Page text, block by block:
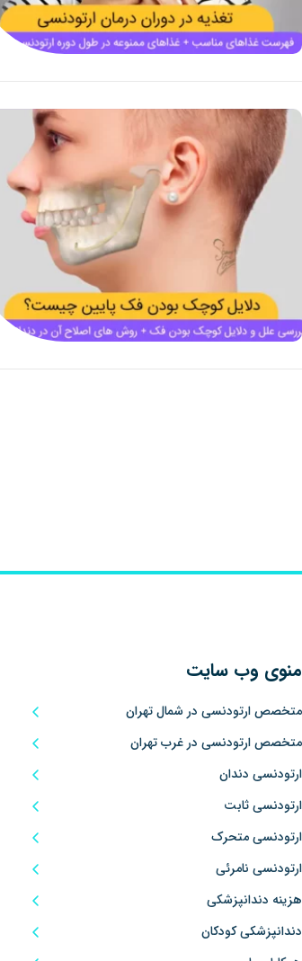
منوی وب سایت
متخصص ارتودنسی در شمال تهران
متخصص ارتودنسی در غرب تهران
ارتودنسی دندان
ارتودنسی ثابت
ارتودنسی متحرک
ارتودنسی نامرئی
هزینه دندانپزشکی
دندانپزشکی کودکان